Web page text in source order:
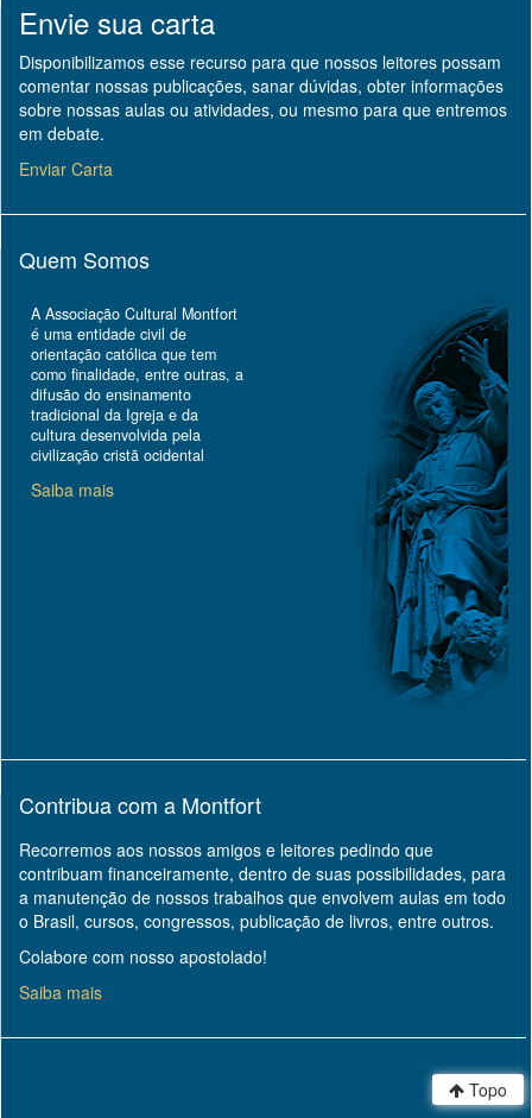
Topo
Envie sua carta
Disponibilizamos esse recurso para que nossos leitores possam
comentar nossas publicações, sanar dúvidas, obter informações
sobre nossas aulas ou atividades, ou mesmo para que entremos
em debate.
Enviar Carta
Quem Somos
A Associação Cultural Montfort
é uma entidade civil de
orientação católica que tem
como finalidade, entre outras, a
difusão do ensinamento
tradicional da Igreja e da
cultura desenvolvida pela
civilização cristã ocidental
Saiba mais
Contribua com a Montfort
Recorremos aos nossos amigos e leitores pedindo que
contribuam financeiramente, dentro de suas possibilidades, para
a manutenção de nossos trabalhos que envolvem aulas em todo
o Brasil, cursos, congressos, publicação de livros, entre outros.
Colabore com nosso apostolado!
Saiba mais